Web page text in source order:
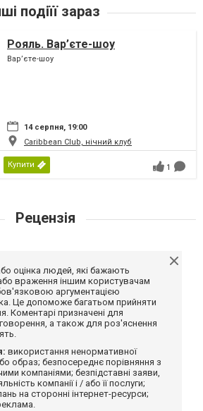
подіїї зараз
Рояль. Вар’єте-шоу
Вар’єте-шоу
14 серпня, 19:00
Caribbean Club, нічний клуб
Купити 1
Рецензія
оцінка людей, які бажають
враження іншим користувачам
аргументацією
Це допоможе багатьом прийняти
Коментарі призначені для
а також для роз'яснення
використання ненормативної
образ; безпосереднє порівняння з
компаніями; безпідставні заяви,
компанії і / або її послуги;
на сторонні інтернет-ресурси;